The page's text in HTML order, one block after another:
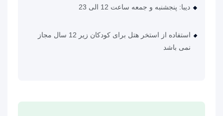
دیبا: پنجشنبه و جمعه ساعت 12 الی 23
استفاده از استخر هتل برای کودکان زیر 12 سال مجاز
نمی باشد